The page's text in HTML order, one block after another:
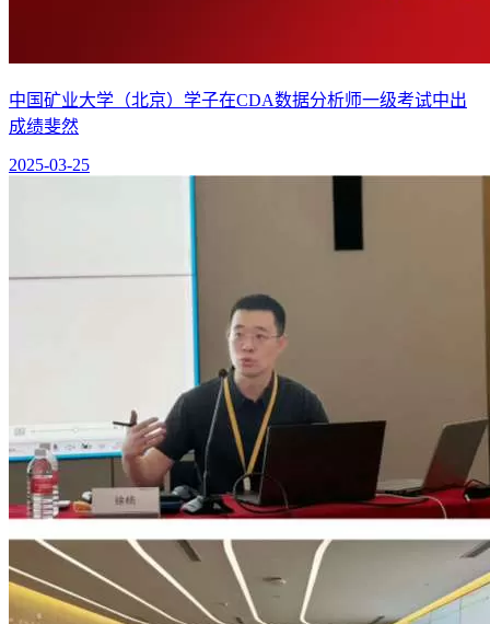
中国矿业大学（北京）学子在CDA数据分析师一级考试中出
成绩斐然
2025-03-25